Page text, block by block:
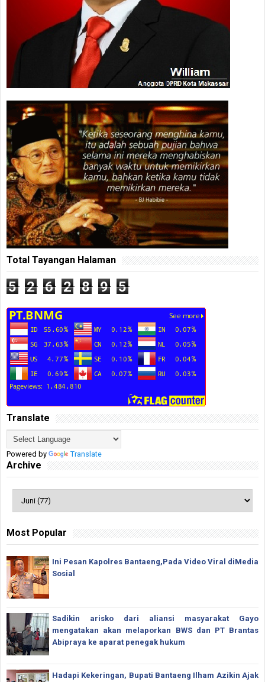
Total Tayangan Halaman
5 2 6 2 8 9 5
Translate
Powered by Translate
Archive
Most Popular
Ini Pesan Kapolres Bantaeng,Pada Video Viral diMedia
Sosial
Sadikin arisko dari aliansi masyarakat Gayo
mengatakan akan melaporkan BWS dan PT Brantas
Abipraya ke aparat penegak hukum
Hadapi Kekeringan, Bupati Bantaeng Ilham Azikin Ajak